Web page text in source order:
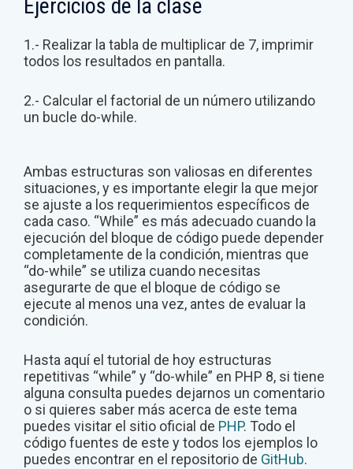
Ejercicios de la clase
1.- Realizar la tabla de multiplicar de 7, imprimir
todos los resultados en pantalla.
2.- Calcular el factorial de un número utilizando
un bucle do-while.
Ambas estructuras son valiosas en diferentes
situaciones, y es importante elegir la que mejor
se ajuste a los requerimientos específicos de
cada caso. “While” es más adecuado cuando la
ejecución del bloque de código puede depender
completamente de la condición, mientras que
“do-while” se utiliza cuando necesitas
asegurarte de que el bloque de código se
ejecute al menos una vez, antes de evaluar la
condición.
Hasta aquí el tutorial de hoy estructuras
repetitivas “while” y “do-while” en PHP 8, si tiene
alguna consulta puedes dejarnos un comentario
o si quieres saber más acerca de este tema
puedes visitar el sitio oficial de PHP. Todo el
código fuentes de este y todos los ejemplos lo
puedes encontrar en el repositorio de GitHub.